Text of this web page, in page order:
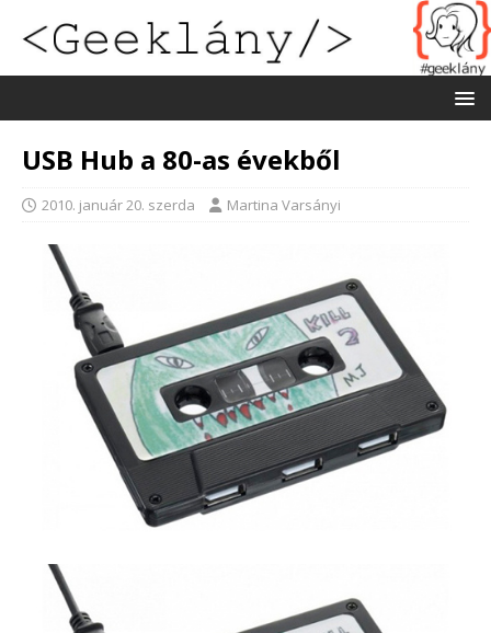
USB Hub a 80-as évekből
2010. január 20. szerda Martina Varsányi